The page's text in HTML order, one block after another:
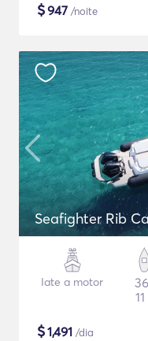
$947 /noite
Seafighter Rib
Iate a motor
$1,491 /dia